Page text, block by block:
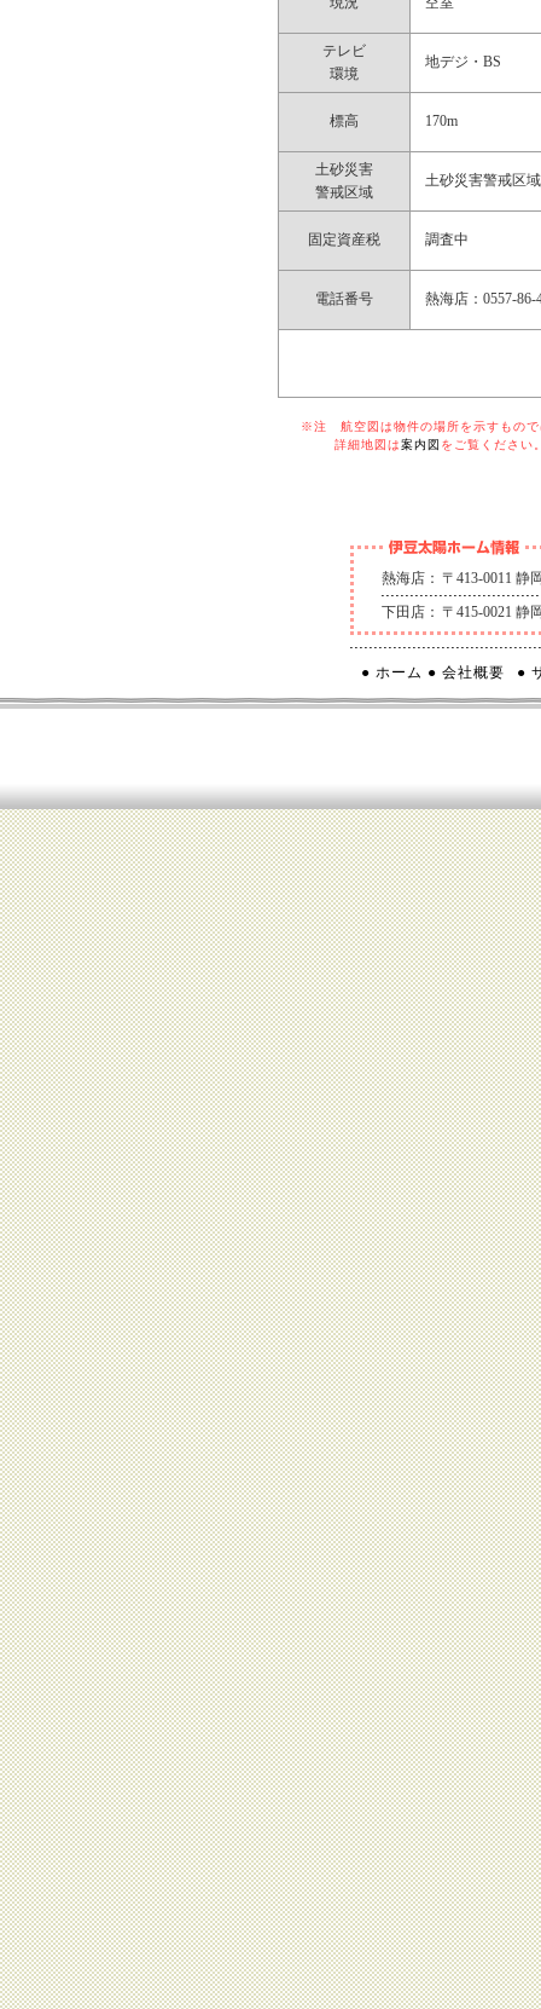
テレビ
環境
地デジ・BS
標高 170m
土砂災害
警戒区域
土砂災害警戒区
固定資産税 調査中
電話番号 熱海店：0557-86-
※注 航空図は物件の場所を示すものでは
詳細地図は案内図 をご覧ください
熱海店： 〒413-0011 静
下田店： 〒415-0021 静
● ホーム ● 会社概要 ●